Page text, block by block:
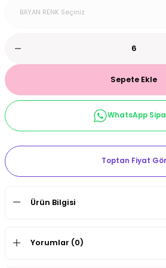
Sepete Ekle
WhatsApp
Toptan Fiyat Gör
Ürün Bilgisi
Yorumlar (0)